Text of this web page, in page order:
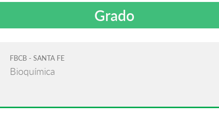
Grado
FBCB - SANTA FE
Bioquímica